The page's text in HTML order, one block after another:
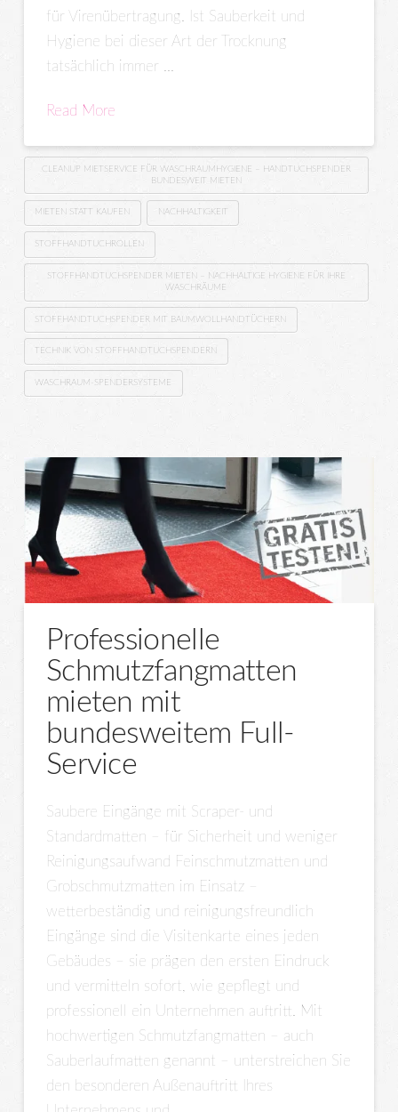
für Virenübertragung. Ist Sauberkeit und
Hygiene bei dieser Art der Trocknung
tatsächlich immer …
Read More
CLEANUP MIETSERVICE FÜR WASCHRAUMHYGIENE – HANDTUCHSPENDER
BUNDESWEIT MIETEN
MIETEN STATT KAUFEN NACHHALTIGKEIT
STOFFHANDTUCHROLLEN
STOFFHANDTUCHSPENDER MIETEN – NACHHALTIGE HYGIENE FÜR IHRE
WASCHRÄUME
STOFFHANDTUCHSPENDER MIT BAUMWOLLHANDTÜCHERN
TECHNIK VON STOFFHANDTUCHSPENDERN
WASCHRAUM-SPENDERSYSTEME
Professionelle
Schmutzfangmatten
mieten mit
bundesweitem Full-
Service
Saubere Eingänge mit Scraper- und
Standardmatten – für Sicherheit und weniger
Reinigungsaufwand Feinschmutzmatten und
Grobschmutzmatten im Einsatz –
wetterbeständig und reinigungsfreundlich
Eingänge sind die Visitenkarte eines jeden
Gebäudes – sie prägen den ersten Eindruck
und vermitteln sofort, wie gepflegt und
professionell ein Unternehmen auftritt. Mit
hochwertigen Schmutzfangmatten – auch
Sauberlaufmatten genannt – unterstreichen Sie
den besonderen Außenauftritt Ihres